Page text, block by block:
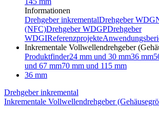
Informationen
Drehgeber inkrementalDrehgeber
(NFC)Drehgeber WDGPDrehgeber
WDGIReferenzprojekte
Inkrementale Vollwellendrehgeber
Produktfinder24 mm und 30 mm36 mm
und 67 mm70 mm und 115 mm
36 mm
Drehgeber inkremental
Inkrementale Vollwellendrehgeber